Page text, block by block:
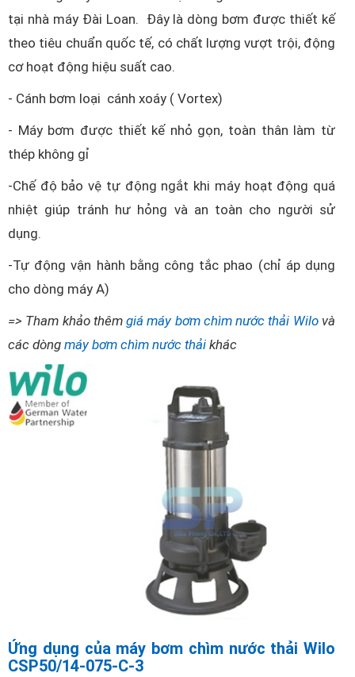
tại nhà máy Đài Loan. Đây là dòng bơm được thiết kế
theo tiêu chuẩn quốc tế, có chất lượng vượt trội, động
cơ hoạt động hiệu suất cao.
- Cánh bơm loại cánh xoáy ( Vortex)
- Máy bơm được thiết kế nhỏ gọn, toàn thân làm từ
thép không gỉ
-Chế độ bảo vệ tự động ngắt khi máy hoạt động quá
nhiệt giúp tránh hư hỏng và an toàn cho người sử
dụng.
-Tự động vận hành bằng công tắc phao (chỉ áp dụng
cho dòng máy A)
=> Tham khảo thêmgiá máy bơm chìm nước thải Wilovà
các dòng máy bơm chìm nước thải khác
Ứng dụng của máy bơm chìm nước thải Wilo
CSP50/14-075-C-3